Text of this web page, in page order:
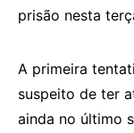
prisão nesta
A primeira
suspeito de ter
ainda no último